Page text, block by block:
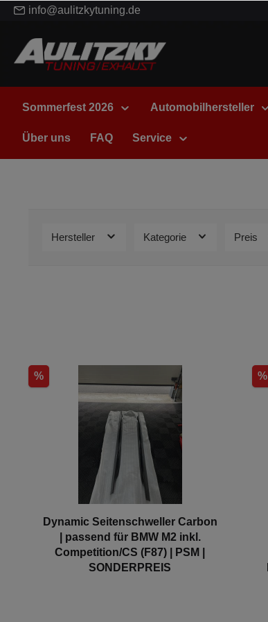
info@aulitzkytuning.de
Sommerfest 2026 Automobilhersteller
Über uns FAQ Service
Hersteller Kategorie Preis
%
Dynamic Seitenschweller Carbon
| passend für BMW M2 inkl.
Competition/CS (F87) | PSM |
SONDERPREIS
%